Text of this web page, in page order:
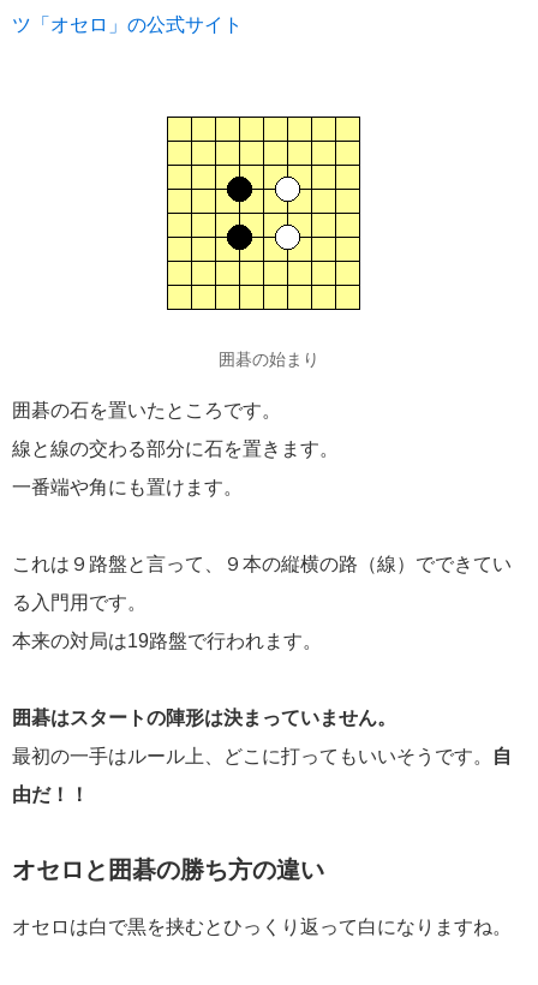
ツ「オセロ」の公式サイト
囲碁の始まり
囲碁の石を置いたところです。
線と線の交わる部分に石を置きます。
一番端や角にも置けます。
これは９路盤と言って、９本の縦横の路（線）でできてい
る入門用です。
本来の対局は19路盤で行われます。
囲碁はスタートの陣形は決まっていません。
最初の一手はルール上、どこに打ってもいいそうです。
自
由だ！！
オセロと囲碁の勝ち方の違い
オセロは白で黒を挟むとひっくり返って白になりますね。